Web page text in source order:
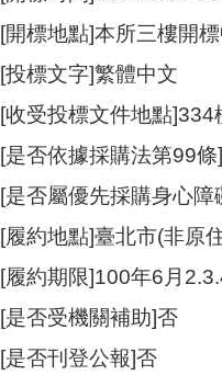
[開標地點]本所三樓開
[投標文字]繁體中文
[收受投標文件地點
[是否依據採購法第99條
[是否屬優先採購身心
[履約地點]臺北市(非原
[履約期限]100年6月
[是否受機關補助]否
[是否刊登公報]否